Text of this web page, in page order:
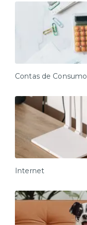
Contas de Consumo
Internet